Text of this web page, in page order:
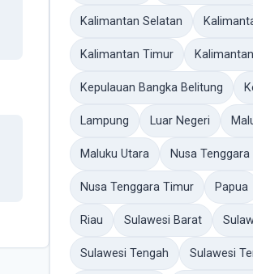
Kalimantan Selatan
Kalimantan Timur
Kepulauan Bangka Belitung
Lampung Luar Negeri
Maluku Utara Nusa
Nusa Tenggara Timur Papua
Riau Sulawesi Barat
Sulawesi Tengah Sulawesi